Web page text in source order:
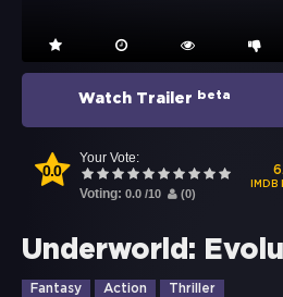
Watch Trailer beta
0.0
Your Vote:
Voting: 0.0 /10 (0)
Underworld:
Fantasy Action Thriller